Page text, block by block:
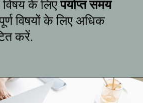
के लिएपर्याप्त समय
विषयों के लिए अधिक
करें.